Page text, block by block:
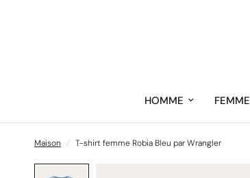
HOMME FEMME
Maison / T-shirt femme Robia Bleu par Wrangler